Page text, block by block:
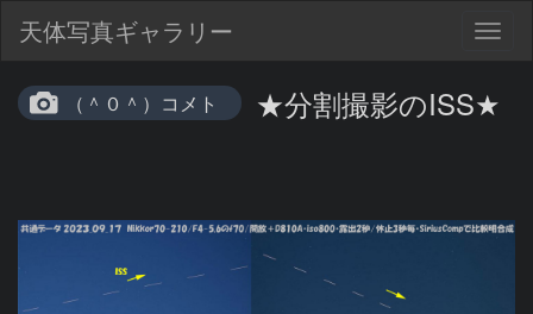
天体写真ギャラリー
（＾０＾）コメト ★分割撮影のISS★